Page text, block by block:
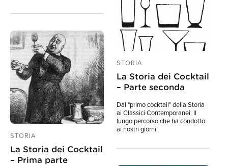
STORIA
La Storia dei Cocktail
– Parte seconda
Dal "primo cocktail" della Storia
ai Classici Contemporanei. Il
lungo percorso che ha condotto
ai nostri giorni.
STORIA
La Storia dei Cocktail
– Prima parte